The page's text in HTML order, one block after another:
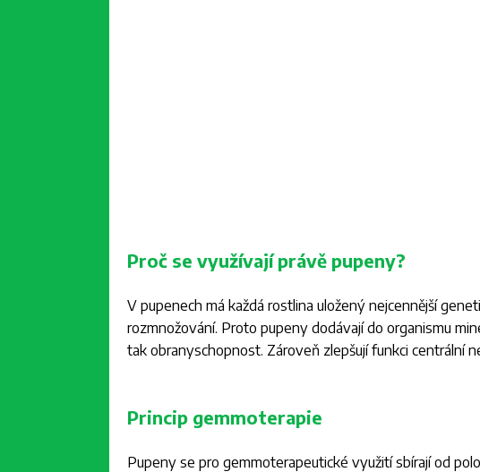
Proč se využívají právě pupeny?
V pupenech má každá rostlina uložený nejcennější
rozmnožování. Proto pupeny dodávají do organismu
tak obranyschopnost. Zároveň zlepšují funkci centrální
Princip gemmoterapie
Pupeny se pro gemmoterapeutické využití sbírají od